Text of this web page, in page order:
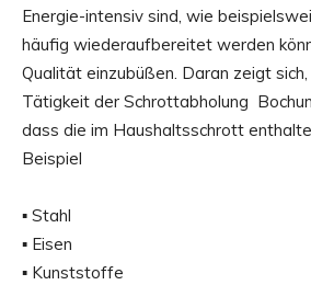
Energie-intensiv sind, wie
häufig wiederaufbereitet werden
Qualität einzubüßen. Daran zeigt
Tätigkeit der Schrottabholung
dass die im Haushaltsschrott
Beispiel
▪ Stahl
▪ Eisen
▪ Kunststoffe